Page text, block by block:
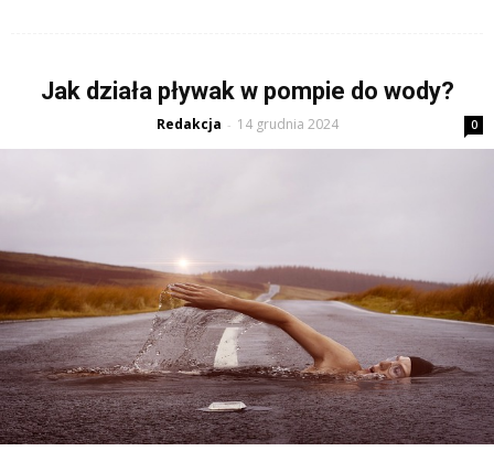
Jak działa pływak w pompie do wody?
Redakcja - 14 grudnia 2024 0